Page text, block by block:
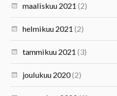
maaliskuu 2021 (2)
helmikuu 2021 (2)
tammikuu 2021 (3)
joulukuu 2020(2)